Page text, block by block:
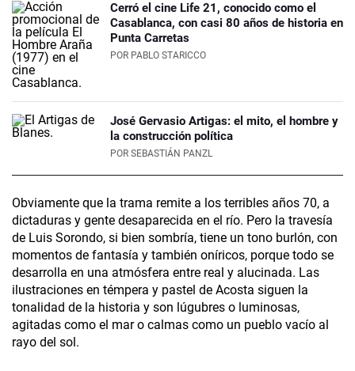
Cerró el cine Life 21, conocido como el
Casablanca, con casi 80 años de historia en
Punta Carretas
POR PABLO STARICCO
José Gervasio Artigas: el mito, el hombre y
la construcción política
POR SEBASTIÁN PANZL
Obviamente que la trama remite a los terribles años 70, a
dictaduras y gente desaparecida en el río. Pero la travesía
de Luis Sorondo, si bien sombría, tiene un tono burlón, con
momentos de fantasía y también oníricos, porque todo se
desarrolla en una atmósfera entre real y alucinada. Las
ilustraciones en témpera y pastel de Acosta siguen la
tonalidad de la historia y son lúgubres o luminosas,
agitadas como el mar o calmas como un pueblo vacío al
rayo del sol.